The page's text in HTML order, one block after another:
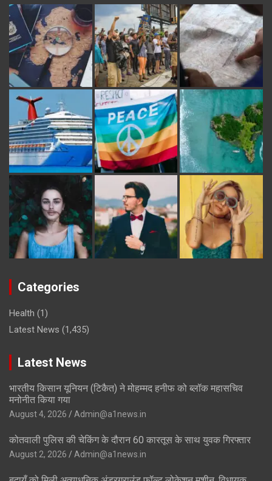
Categories
Health (1)
Latest News (1,435)
Latest News
भारतीय किसान यूनियन (टिकैत) ने मोहम्मद हनीफ को ब्लॉक महासचिव
मनोनीत किया गया
August 4, 2026 Admin@a1news.in
कोतवाली पुलिस की चेकिंग के दौरान 60 कारतूस के साथ युवक गिरफ्तार
August 2, 2026 Admin@a1news.in